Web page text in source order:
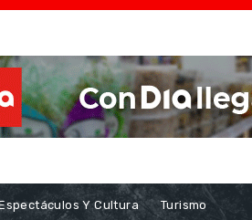
Y Cultura Turismo